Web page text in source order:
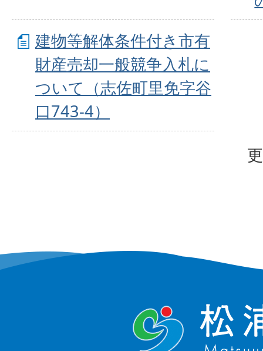
建物等解体条件付き市有
財産売却一般競争入札に
ついて（志佐町里免字谷
口743-4）